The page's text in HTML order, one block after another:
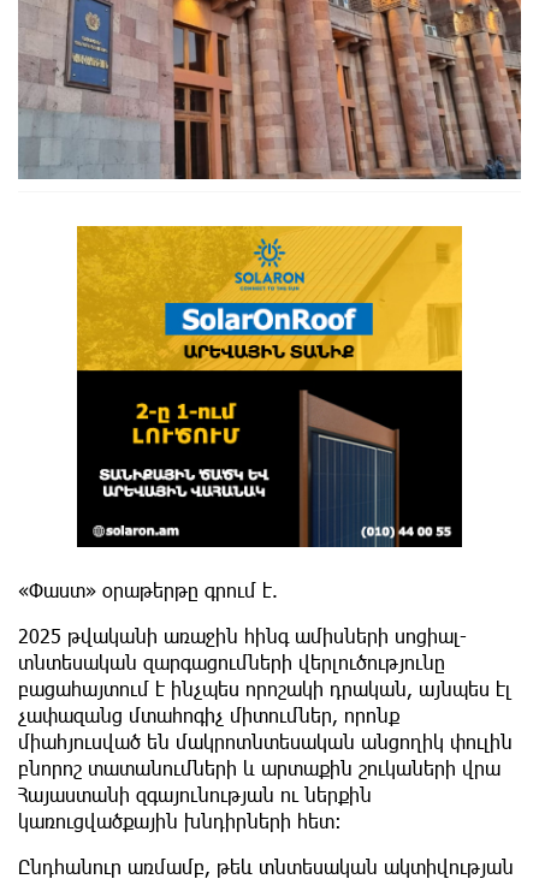
«Փաստ» օրաթերթը գրում է.
2025 թվականի առաջին հինգ ամիսների սոցիալ-
տնտեսական զարգացումների վերլուծությունը
բացահայտում է ինչպես որոշակի դրական, այնպես էլ
չափազանց մտահոգիչ միտումներ, որոնք
միահյուսված են մակրոտնտեսական անցողիկ փուլին
բնորոշ տատանումների և արտաքին շուկաների վրա
Հայաստանի զգայունության ու ներքին
կառուցվածքային խնդիրների հետ։
Ընդհանուր առմամբ, թեև տնտեսական ակտիվության